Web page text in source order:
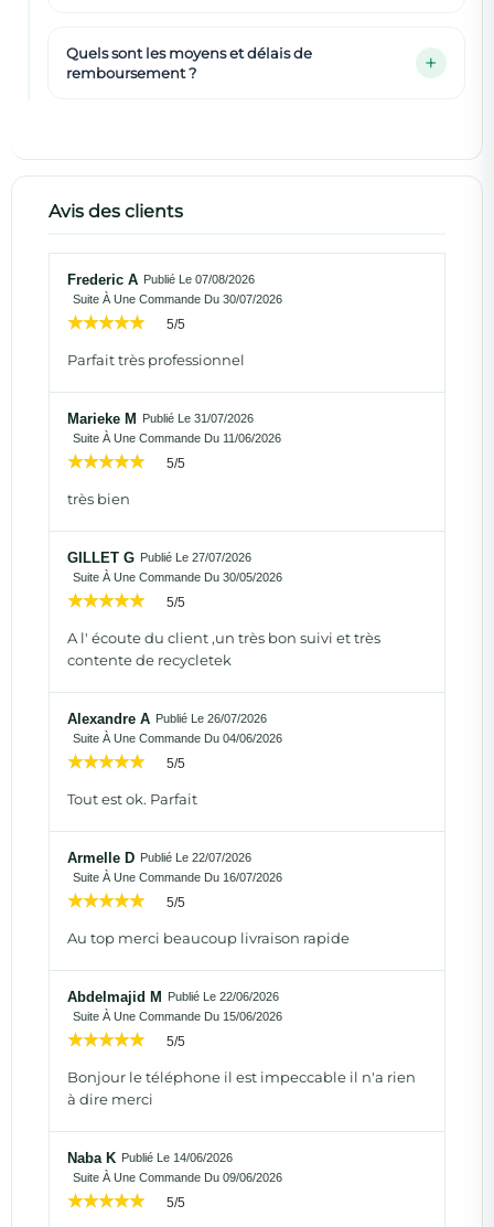
Quels sont les moyens et délais de
remboursement ?
Avis des clients
Frederic A Publié Le 07/08/2026
Suite À Une Commande Du 30/07/2026
5/5
Parfait très professionnel
Marieke M
Publié Le 31/07/2026
Suite À Une Commande Du 11/06/2026
5/5
très bien
GILLET G Publié Le 27/07/2026
Suite À Une Commande Du 30/05/2026
5/5
A l' écoute du client ,un très bon suivi et très
contente de recycletek
Alexandre A Publié Le 26/07/2026
Suite À Une Commande Du 04/06/2026
5/5
Tout est ok. Parfait
Armelle D Publié Le 22/07/2026
Suite À Une Commande Du 16/07/2026
5/5
Au top merci beaucoup livraison rapide
Abdelmajid M
Publié Le 22/06/2026
Suite À Une Commande Du 15/06/2026
5/5
Bonjour le téléphone il est impeccable il n'a rien
à dire merci
Naba K Publié Le 14/06/2026
Suite À Une Commande Du 09/06/2026
5/5